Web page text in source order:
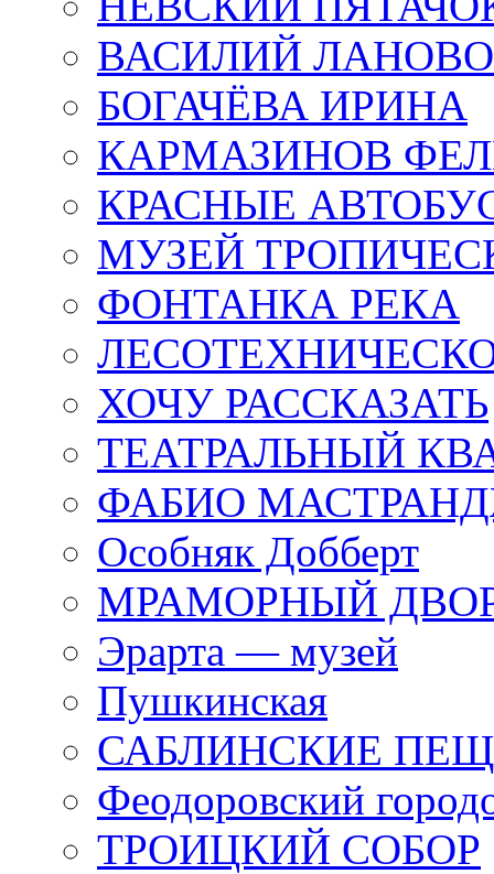
ВАСИЛИЙ
БОГАЧЁВА ИРИНА
КАРМАЗИНОВ
КРАСНЫЕ
МУЗЕЙ
ФОНТАНКА РЕКА
ХОЧУ РАССКАЗАТЬ
ТЕАТРАЛЬНЫЙ
ФАБИО
Особняк Добберт
МРАМОРНЫЙ
Эрарта — музей
Пушкинская
САБЛИНСКИЕ
Феодоровский
ТРОИЦКИЙ СОБОР